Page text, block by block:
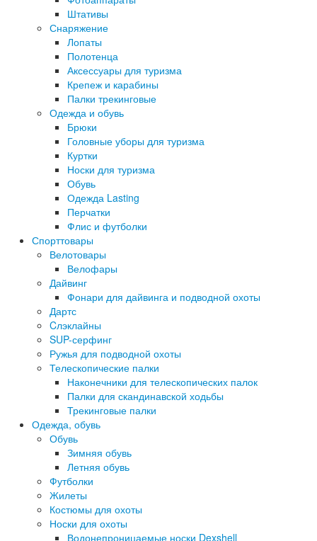
Штативы
Снаряжение
Лопаты
Полотенца
Аксессуары для туризма
Крепеж и карабины
Палки трекинговые
Одежда и обувь
Брюки
Головные уборы для туризма
Куртки
Носки для туризма
Обувь
Одежда Lasting
Перчатки
Флис и футболки
Спорттовары
Велотовары
Велофары
Дайвинг
Фонари для дайвинга и подводной охоты
Дартс
Cлэклайны
SUP-серфинг
Ружья для подводной охоты
Телескопические палки
Наконечники для телескопических палок
Палки для скандинавской ходьбы
Трекинговые палки
Одежда, обувь
Обувь
Зимняя обувь
Летняя обувь
Футболки
Жилеты
Костюмы для охоты
Носки для охоты
Водонепроницаемые носки Dexshell